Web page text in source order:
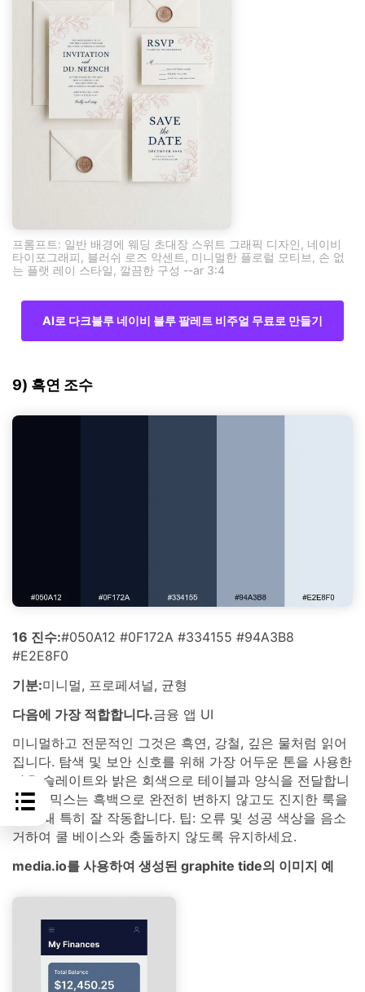
프롬프트: 일반 배경에 웨딩 초대장 스위트 그래픽 디자인, 네이비
타이포그래피, 블러쉬 로즈 악센트, 미니멀한 플로럴 모티브, 손 없
는 플랫 레이 스타일, 깔끔한 구성 --ar 3:4
AI로 다크블루 네이비 블루 팔레트 비주얼 무료로 만들기
9) 흑연 조수
16 진수:#050A12 #0F172A #334155 #94A3B8
#E2E8F0
기분:미니멀, 프로페셔널, 균형
다음에 가장 적합합니다.금융 앱 UI
미니멀하고 전문적인 그것은 흑연, 강철, 깊은 물처럼 읽어
집니다. 탐색 및 보안 신호를 위해 가장 어두운 톤을 사용한
다음 슬레이트와 밝은 회색으로 테이블과 양식을 전달합니
다. 이 믹스는 흑백으로 완전히 변하지 않고도 진지한 룩을
원할 때 특히 잘 작동합니다. 팁: 오류 및 성공 색상을 음소
거하여 쿨 베이스와 충돌하지 않도록 유지하세요.
media.io를 사용하여 생성된 graphite tide의 이미지 예